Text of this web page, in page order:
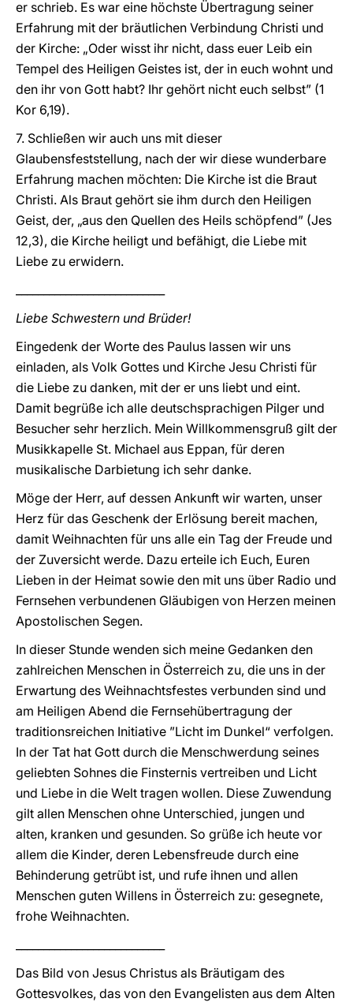
er schrieb. Es war eine höchste Übertragung seiner
Erfahrung mit der bräutlichen Verbindung Christi und
der Kirche: „Oder wisst ihr nicht, dass euer Leib ein
Tempel des Heiligen Geistes ist, der in euch wohnt und
den ihr von Gott habt? Ihr gehört nicht euch selbst” (1
Kor 6,19).
7. Schließen wir auch uns mit dieser
Glaubensfeststellung, nach der wir diese wunderbare
Erfahrung machen möchten: Die Kirche ist die Braut
Christi. Als Braut gehört sie ihm durch den Heiligen
Geist, der, „aus den Quellen des Heils schöpfend” (Jes
12,3), die Kirche heiligt und befähigt, die Liebe mit
Liebe zu erwidern.
Liebe Schwestern und Brüder!
Eingedenk der Worte des Paulus lassen wir uns
einladen, als Volk Gottes und Kirche Jesu Christi für
die Liebe zu danken, mit der er uns liebt und eint.
Damit begrüße ich alle deutschsprachigen Pilger und
Besucher sehr herzlich. Mein Willkommensgruß gilt der
Musikkapelle St. Michael aus Eppan, für deren
musikalische Darbietung ich sehr danke.
Möge der Herr, auf dessen Ankunft wir warten, unser
Herz für das Geschenk der Erlösung bereit machen,
damit Weihnachten für uns alle ein Tag der Freude und
der Zuversicht werde. Dazu erteile ich Euch, Euren
Lieben in der Heimat sowie den mit uns über Radio und
Fernsehen verbundenen Gläubigen von Herzen meinen
Apostolischen Segen.
In dieser Stunde wenden sich meine Gedanken den
zahlreichen Menschen in Österreich zu, die uns in der
Erwartung des Weihnachtsfestes verbunden sind und
am Heiligen Abend die Fernsehübertragung der
traditionsreichen Initiative ”Licht im Dunkel“ verfolgen.
In der Tat hat Gott durch die Menschwerdung seines
geliebten Sohnes die Finsternis vertreiben und Licht
und Liebe in die Welt tragen wollen. Diese Zuwendung
gilt allen Menschen ohne Unterschied, jungen und
alten, kranken und gesunden. So grüße ich heute vor
allem die Kinder, deren Lebensfreude durch eine
Behinderung getrübt ist, und rufe ihnen und allen
Menschen guten Willens in Österreich zu: gesegnete,
frohe Weihnachten.
Das Bild von Jesus Christus als Bräutigam des
Gottesvolkes, das von den Evangelisten aus dem Alten